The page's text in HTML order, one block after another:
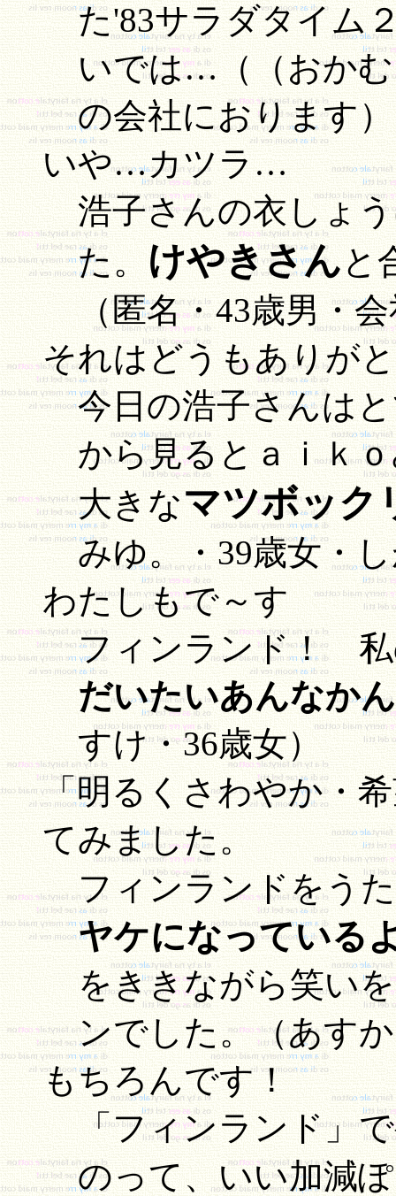
た'83サラダタイム
いでは…（（おか
の会社におります）
いや…カツラ…
浩子さんの衣しょ
た。 けやきさんと
（匿名・43歳男・
それはどうもありが
今日の浩子さんは
から見るとａｉｋ
大きなマツボック
みゆ。・39歳女・
わたしもで～す
フィンランド！ 私
だいたいあんなか
すけ・36歳女）
「明るくさわやか・
てみました。
フィンランドをう
ヤケになっている
をききながら笑い
ンでした。（あす
もちろんです！
「フィンランド」
のって、いい加減